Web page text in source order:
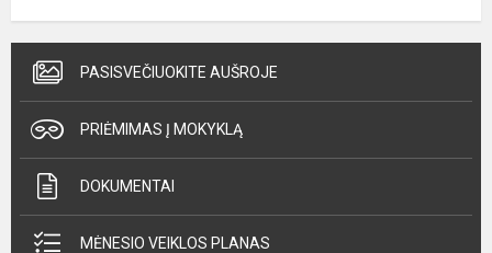
PASISVEČIUOKITE AUŠROJE
PRIĖMIMAS Į MOKYKLĄ
DOKUMENTAI
MĖNESIO VEIKLOS PLANAS